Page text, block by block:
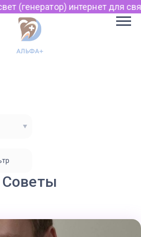
(генератор) интернет для
Советы